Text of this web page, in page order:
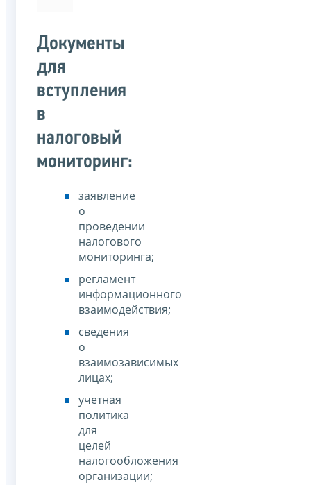
Документы
для
вступления
в
налоговый
мониторинг:
заявление
о
проведении
налогового
мониторинга;
регламент
информационного
взаимодействия;
сведения
о
взаимозависимых
лицах;
учетная
политика
для
целей
налогообложения
организации;